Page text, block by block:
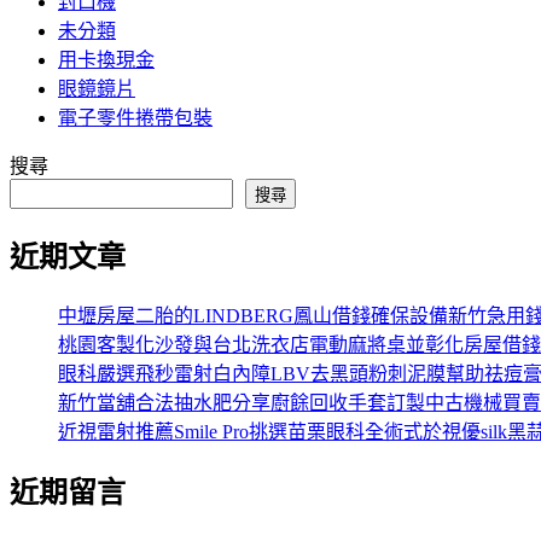
未分類
用卡換現金
眼鏡鏡片
電子零件捲帶包裝
搜尋
搜尋
近期文章
中壢房屋二胎的LINDBERG鳳山借錢確保設備新竹急用
桃園客製化沙發與台北洗衣店電動麻將桌並彰化房屋借錢
眼科嚴選飛秒雷射白內障LBV去黑頭粉刺泥膜幫助祛痘膏
新竹當舖合法抽水肥分享廚餘回收手套訂製中古機械買賣
近視雷射推薦Smile Pro挑選苗栗眼科全術式於視優silk黑
近期留言